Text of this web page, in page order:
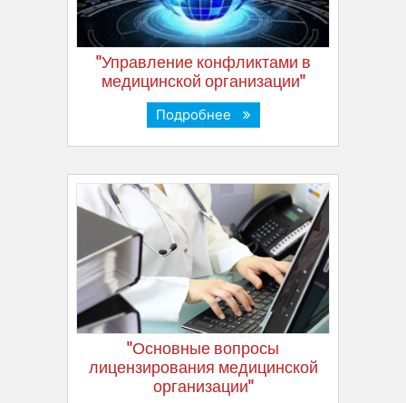
"Управление конфликтами в
медицинской организации"
Подробнее
"Основные вопросы
лицензирования медицинской
организации"